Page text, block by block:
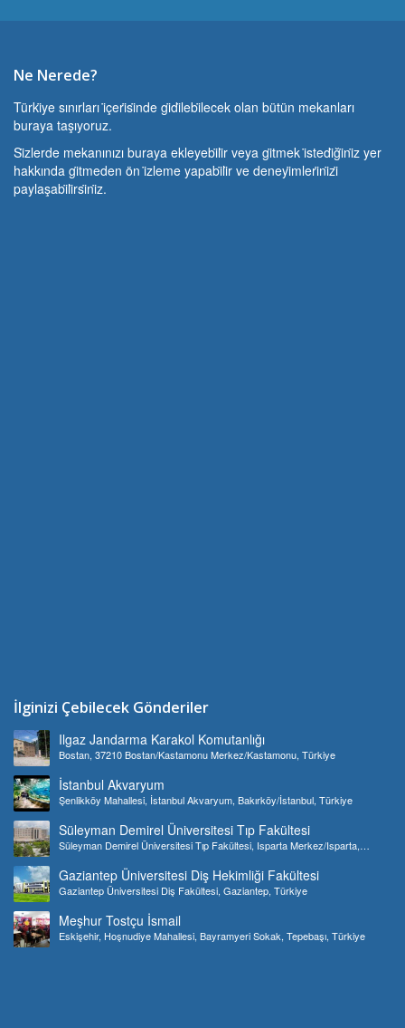
Ne Nerede?
Türki̇ye sınırları i̇çeri̇si̇nde gi̇di̇lebi̇lecek olan bütün mekanları
buraya taşıyoruz.
Si̇zlerde mekanınızı buraya ekleyebi̇li̇r veya gi̇tmek i̇stedi̇ği̇ni̇z yer
hakkında gi̇tmeden ön i̇zleme yapabi̇li̇r ve deneyi̇mleri̇ni̇zi̇
paylaşabi̇li̇rsi̇ni̇z.
İlginizi Çebilecek Gönderiler
Ilgaz Jandarma Karakol Komutanlığı
Bostan, 37210 Bostan/Kastamonu Merkez/Kastamonu, Türkiye
İstanbul Akvaryum
Şenlikköy Mahallesi, İstanbul Akvaryum, Bakırköy/İstanbul, Türkiye
Süleyman Demirel Üniversitesi Tıp Fakültesi
Süleyman Demirel Üniversitesi Tıp Fakültesi, Isparta Merkez/Isparta,
Gaziantep Üniversitesi Diş Hekimliği Fakültesi
Gaziantep Üniversitesi Diş Fakültesi, Gaziantep, Türkiye
Meşhur Tostçu İsmail
Eskişehir, Hoşnudiye Mahallesi, Bayramyeri Sokak, Tepebaşı, Türkiye